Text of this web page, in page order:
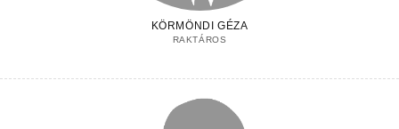
KÖRMÖNDI GÉZA
RAKTÁROS